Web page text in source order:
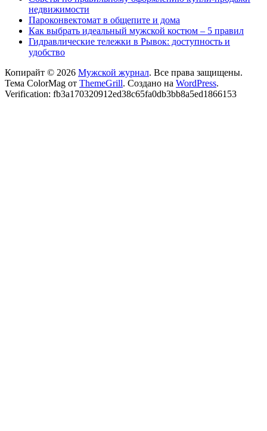
недвижимости
Пароконвектомат в общепите и дома
Как выбрать идеальный мужской костюм – 5 правил
Гидравлические тележки в Рывок: доступность и
удобство
Копирайт © 2026 Мужской журнал. Все права защищены.
Тема ColorMag от ThemeGrill. Создано на WordPress.
Verification: fb3a170320912ed38c65fa0db3bb8a5ed1866153